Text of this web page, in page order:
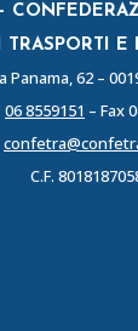
TRASPORTI
Panama, 62 –
06 8559151 – Fax
C.F.